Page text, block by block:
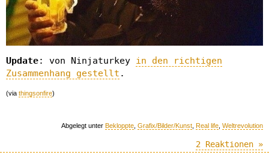
Update: von Ninjaturkey in den richtigen
Zusammenhang gestellt .
(via thingsonfire)
Abgelegt unter Bekloppte Grafix/Bilder/Kunst Real life Weltrevolution
2 Reaktionen »